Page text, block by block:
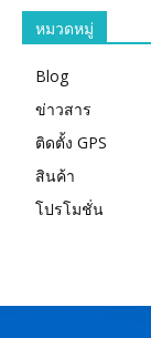
หมวดหมู่
Blog
ข่าวสาร
ติดตั้ง GPS
สินค้า
โปรโมชั่น